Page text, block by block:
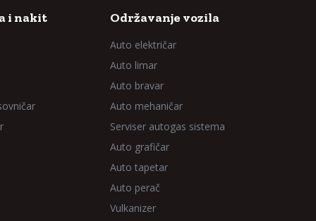
i nakit Održavanje vozila
Auto električar
Auto limar
Auto bravar
Auto mehaničar
Serviser autogas sistema
Auto grafičar
Auto tapetar
Auto perač
Vulkanizer